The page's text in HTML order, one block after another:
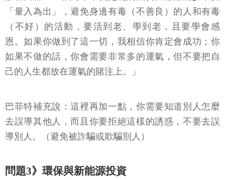
「量入為出」，避免身邊有毒（不善良）的人和有毒
（不好）的活動，要活到老、學到老，且要學會感
恩。如果你做到了這一切，我相信你肯定會成功；你
如果不做的話，你會需要非常多的運氣，但不要把自
己的人生都放在運氣的賭注上。」
巴菲特補充說：這裡再加一點，你需要知道別人怎麼
去誤導其他人，而且你要拒絕這樣的誘惑，不要去誤
導別人。（避免被詐騙或欺騙別人）
問題3》環保與新能源投資